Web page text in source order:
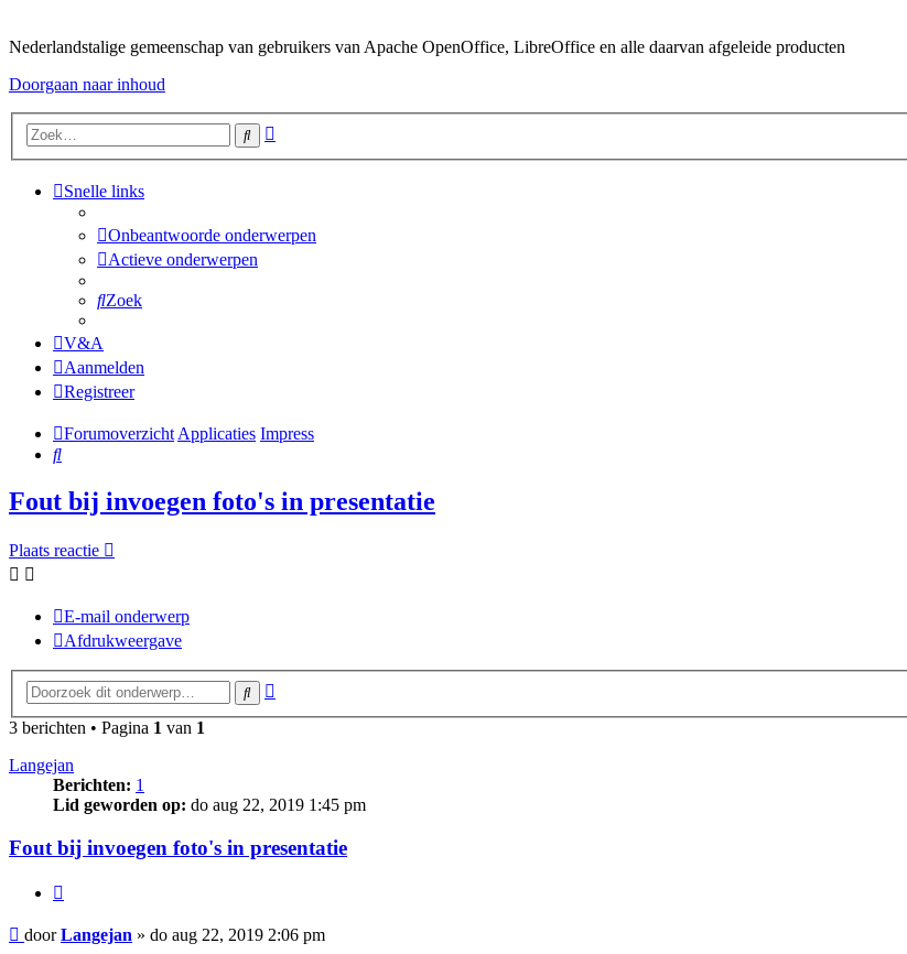
Nederlandstalige gemeenschap van gebruikers van Apache OpenOffice, LibreOffice en alle daarvan afgeleide producten
Doorgaan naar inhoud
Zoek
Snelle links
Onbeantwoorde onderwerpen
Actieve onderwerpen
Zoek
V&A
Aanmelden
Registreer
Forumoverzicht Applicaties Impress
Zoek
Fout bij invoegen foto's in presentatie
Plaats reactie
E-mail onderwerp
Afdrukweergave
Zoek
3 berichten • Pagina 1 van 1
Langejan
Berichten: 1
Lid geworden op: do aug 22, 2019 1:45 pm
Fout bij invoegen foto's in presentatie
Bericht
doorLangejan » do aug 22, 2019 2:06 pm